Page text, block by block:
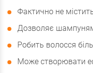
Фактично не
Дозволяє
Робить волосся
Може створювати